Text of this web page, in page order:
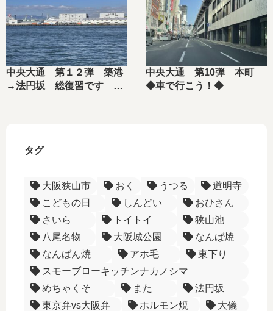
中央大通 第１２弾 築港
→法円坂 総復習です ◆
中央大通 第10弾 本町
◆車で行こう！◆
タグ
大阪狭山市 おく うつる
道明寺
こどもの日
しんどい
おひさん
さいら
トイトイ
狭山池
八尾名物
大阪城公園
なんば焼
なんばん焼
アホ毛
東下り
スモーブローキッチンナカノシマ
めちゃくそ
また
法円坂
東京弁vs大阪弁
ホルモン焼
大儀